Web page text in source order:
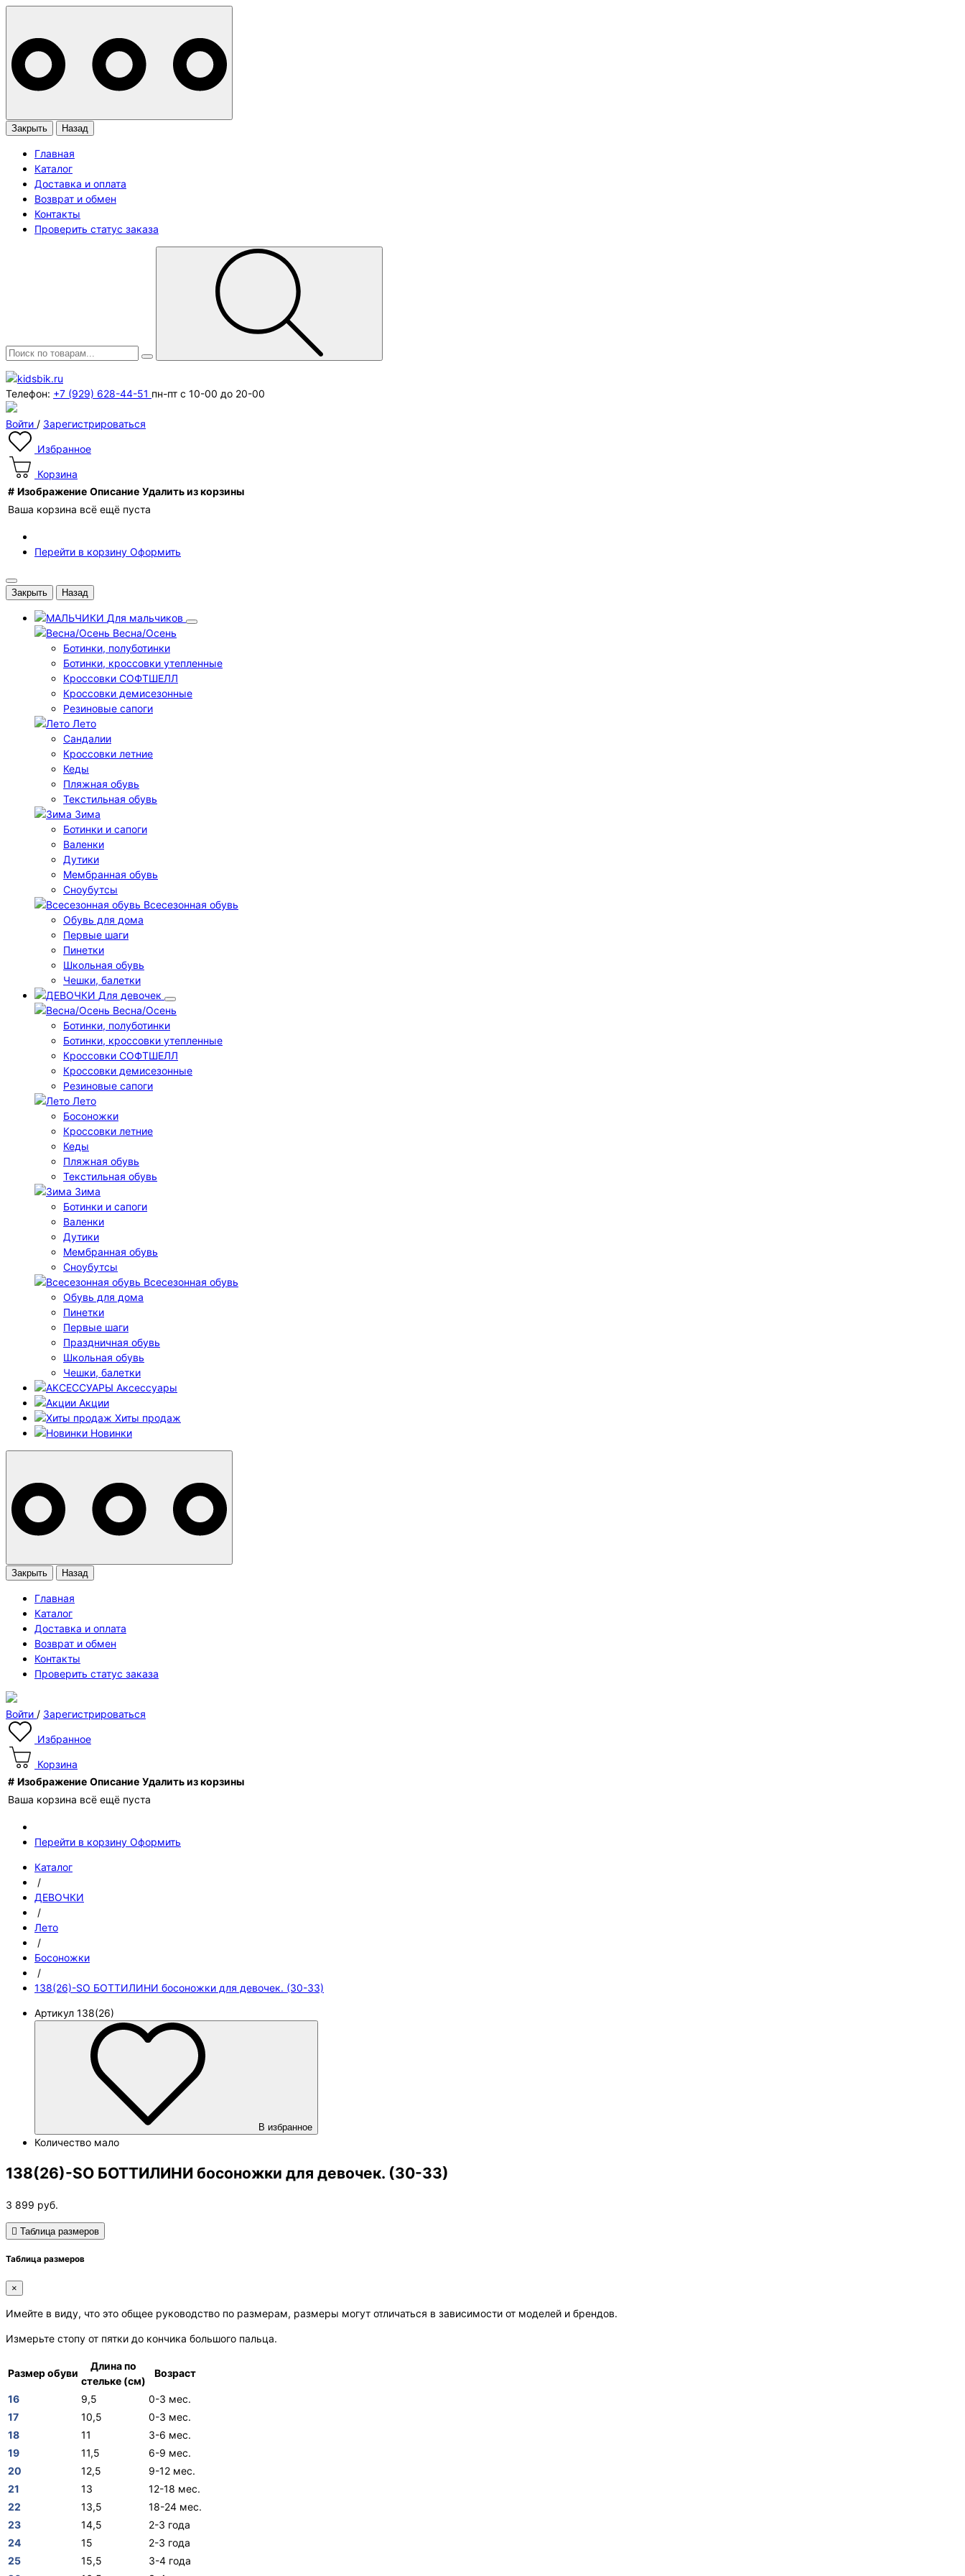
Закрыть Назад
Главная
Каталог
Доставка и оплата
Возврат и обмен
Контакты
Проверить статус заказа
Телефон: +7 (929) 628-44-51 пн-пт с 10-00 до 20-00
Войти / Зарегистрироваться
Избранное
Корзина
# Изображение Описание Удалить из корзины
Ваша корзина всё ещё пуста
Перейти в корзину Оформить
Закрыть Назад
Для мальчиков
Весна/Осень
Ботинки, полуботинки
Ботинки, кроссовки утепленные
Кроссовки СОФТШЕЛЛ
Кроссовки демисезонные
Резиновые сапоги
Лето
Cандалии
Кроссовки летние
Кеды
Пляжная обувь
Текстильная обувь
Зима
Ботинки и сапоги
Валенки
Дутики
Мембранная обувь
Сноубутсы
Всесезонная обувь
Обувь для дома
Первые шаги
Пинетки
Школьная обувь
Чешки, балетки
Для девочек
Весна/Осень
Ботинки, полуботинки
Ботинки, кроссовки утепленные
Кроссовки СОФТШЕЛЛ
Кроссовки демисезонные
Резиновые сапоги
Лето
Босоножки
Кроссовки летние
Кеды
Пляжная обувь
Текстильная обувь
Зима
Ботинки и сапоги
Валенки
Дутики
Мембранная обувь
Сноубутсы
Всесезонная обувь
Обувь для дома
Пинетки
Первые шаги
Праздничная обувь
Школьная обувь
Чешки, балетки
Аксессуары
Акции
Хиты продаж
Новинки
Закрыть Назад
Главная
Каталог
Доставка и оплата
Возврат и обмен
Контакты
Проверить статус заказа
Войти / Зарегистрироваться
Избранное
Корзина
# Изображение Описание Удалить из корзины
Ваша корзина всё ещё пуста
Перейти в корзину Оформить
Каталог
/
ДЕВОЧКИ
/
Лето
/
Босоножки
/
138(26)-SO БОТТИЛИНИ босоножки для девочек. (30-33)
Артикул 138(26)
В избранное
Количество мало
138(26)-SO БОТТИЛИНИ босоножки для девочек. (30-33)
3 899 руб.
Таблица размеров
Таблица размеров
×
Имейте в виду, что это общее руководство по размерам, размеры могут отличаться в зависимости от моделей и брендов.
Измерьте стопу от пятки до кончика большого пальца.
Размер обуви
Длина по
стельке (см)
Возраст
16 9,5
0-3 мес.
17
10,5
0-3 мес.
18
11
3-6 мес.
19
11,5
6-9 мес.
20
12,5
9-12 мес.
21
13
12-18 мес.
22
13,5
18-24 мес.
23
14,5
2-3 года
24
15
2-3 года
25
15,5
3-4 года